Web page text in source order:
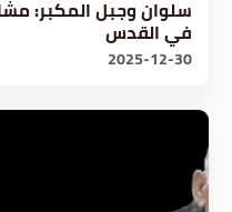
سلوان وجبل المكبر:
في القدس
2025-12-30